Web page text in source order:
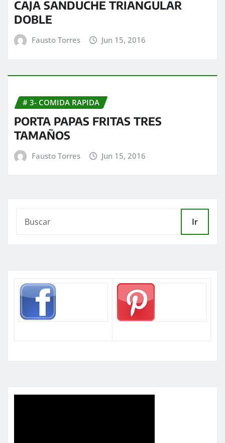
CAJA SANDUCHE TRIANGULAR
DOBLE
Fausto Torres Jun 15, 2016
# 3- COMIDA RAPIDA
PORTA PAPAS FRITAS TRES
TAMAÑOS
Fausto Torres Jun 15, 2016
Ir